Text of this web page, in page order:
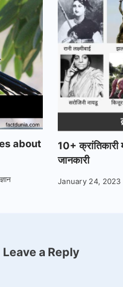
about
10+
जानकारी
January 24, 2023
Leave a Reply